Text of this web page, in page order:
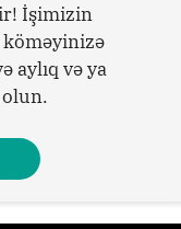
İşimizin
köməyinizə
aylıq və ya